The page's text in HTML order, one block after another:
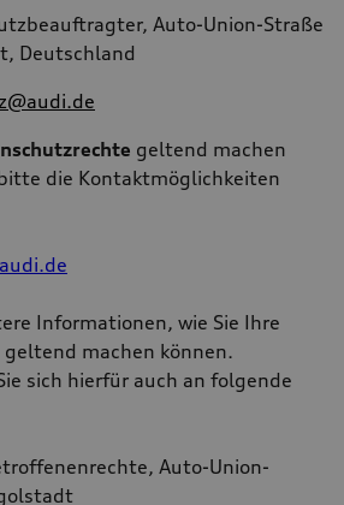
Auto-Union-Straße
Deutschland
geltend machen
die Kontaktmöglichkeiten
Informationen, wie Sie Ihre
machen können.
sich hierfür auch an folgende
Auto-Union-